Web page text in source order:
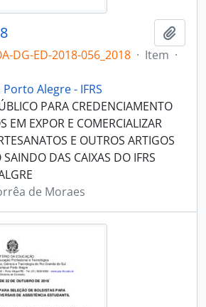
DG-ED-2018-056_2018 · Item ·
Alegre - IFRS
PARA CREDENCIAMENTO
EM EXPOR E COMERCIALIZAR
E OUTROS ARTIGOS
DAS CAIXAS DO IFRS
de Moraes